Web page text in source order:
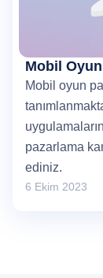
Mobil
Mobil oyun
pazarlama
ediniz.
6 Ekim 2023